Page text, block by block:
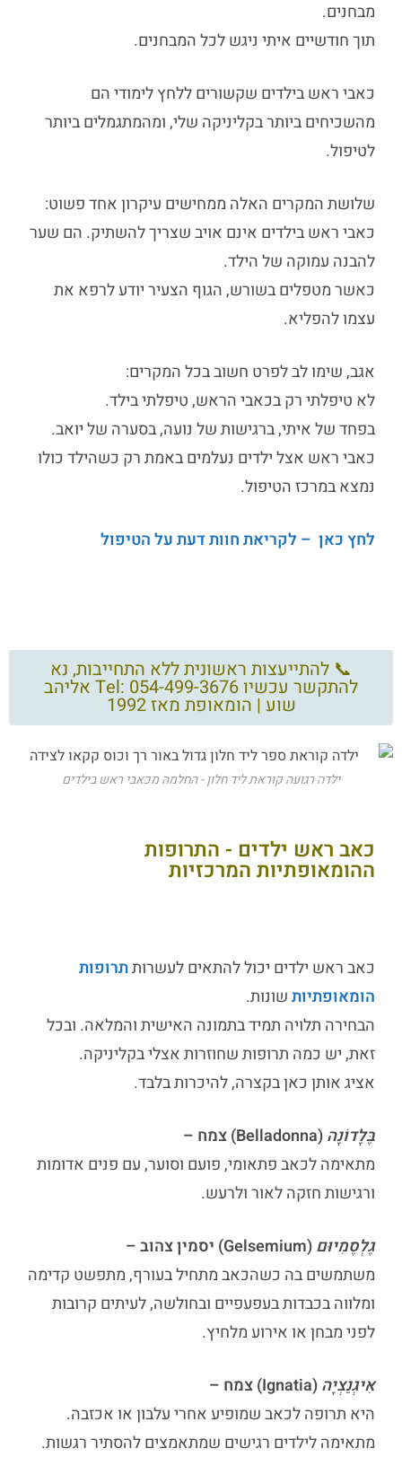
מבחנים.
תוך חודשיים איתי ניגש לכל המבחנים.
כאבי ראש בילדים שקשורים ללחץ לימודי הם
מהשכיחים ביותר בקליניקה שלי, ומהמתגמלים ביותר
לטיפול.
שלושת המקרים האלה ממחישים עיקרון אחד פשוט:
כאבי ראש בילדים אינם אויב שצריך להשתיק. הם שער
להבנה עמוקה של הילד.
כאשר מטפלים בשורש, הגוף הצעיר יודע לרפא את
עצמו להפליא.
אגב, שימו לב לפרט חשוב בכל המקרים:
לא טיפלתי רק בכאבי הראש, טיפלתי בילד.
בפחד של איתי, ברגישות של נועה, בסערה של יואב.
כאבי ראש אצל ילדים נעלמים באמת רק כשהילד כולו
נמצא במרכז הטיפול.
לחץ כאן – לקריאת חוות דעת על הטיפול
📞 להתייעצות ראשונית ללא התחייבות, נא
להתקשר עכשיו Tel: 054-499-3676 אליהב
שוע | הומאופת מאז 1992
ילדה רגועה קוראת ליד חלון - החלמה מכאבי ראש בילדים
כאב ראש ילדים - התרופות
ההומאופתיות המרכזיות
כאב ראש ילדים יכול להתאים לעשרותתרופות
הומאופתיותשונות.
הבחירה תלויה תמיד בתמונה האישית והמלאה. ובכל
זאת, יש כמה תרופות שחוזרות אצלי בקליניקה.
אציג אותן כאן בקצרה, להיכרות בלבד.
בֶּלָדוֹנָה(Belladonna) צמח –
מתאימה לכאב פתאומי, פועם וסוער, עם פנים אדומות
ורגישות חזקה לאור ולרעש.
גֶלְסֶמִיוּם(Gelsemium) יסמין צהוב –
משתמשים בה כשהכאב מתחיל בעורף, מתפשט קדימה
ומלווה בכבדות בעפעפיים ובחולשה, לעיתים קרובות
לפני מבחן או אירוע מלחיץ.
אִיגְנַצְיָה(Ignatia) צמח –
היא תרופה לכאב שמופיע אחרי עלבון או אכזבה.
מתאימה לילדים רגישים שמתאמצים להסתיר רגשות.